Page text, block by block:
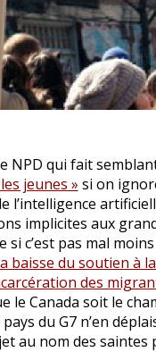
qui fait
jeunes » si on
implicites aux
c’est pas mal
baisse du soutien à
des
le Canada soit le
du G7 n’en
au nom des